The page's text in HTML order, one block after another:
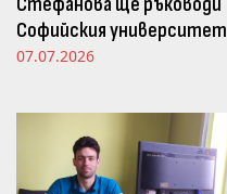
Софийския университет
07.07.2026